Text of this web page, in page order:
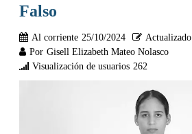
Falso
Al corriente 25/10/2024 Actualizado
Por Gisell Elizabeth Mateo Nolasco
Visualización de usuarios 262